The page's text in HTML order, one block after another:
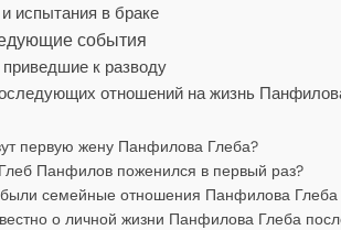
испытания в браке
события
к разводу
отношений на жизнь
первую жену Панфилова Глеба?
Панфилов поженился в первый раз?
семейные отношения Панфилова Глеба
о личной жизни Панфилова Глеба